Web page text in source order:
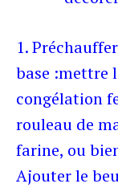
1.
base :mettre
congélation
rouleau de
farine, ou
Ajouter le